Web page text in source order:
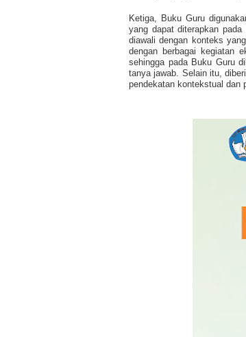
Ketiga, Buku Guru
yang dapat diterapkan
diawali dengan konteks
dengan berbagai kegiatan
sehingga pada Buku Guru
tanya jawab. Selain itu,
pendekatan kontekstual dan